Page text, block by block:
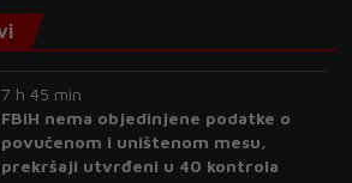
7 h 45 min
FBiH nema objedinjene podatke o
povučenom i uništenom mesu,
prekršaji utvrđeni u 40 kontrola